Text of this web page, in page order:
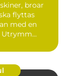
broar
flyttas
med en